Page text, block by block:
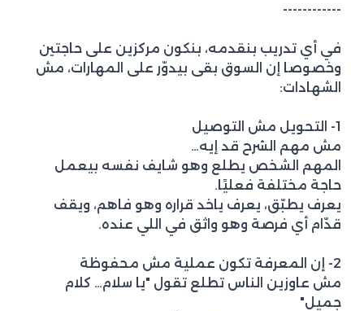
------------
في أي تدريب بنقدمه، بنكون مركزين على حاجتين
وخصوصا إن السوق بقى بيدوّر على المهارات، مش
الشهادات:
1- التحويل مش التوصيل
مش مهم الشرح قد إيه…
المهم الشخص يطلع وهو شايف نفسه بيعمل
حاجة مختلفة فعليًا.
يعرف يطبّق، يعرف ياخد قراره وهو فاهم، ويقف
قدّام أي فرصة وهو واثق في اللي عنده.
2- إن المعرفة تكون عملية مش محفوظة
مش عاوزين الناس تطلع تقول "يا سلام… كلام
جميل"